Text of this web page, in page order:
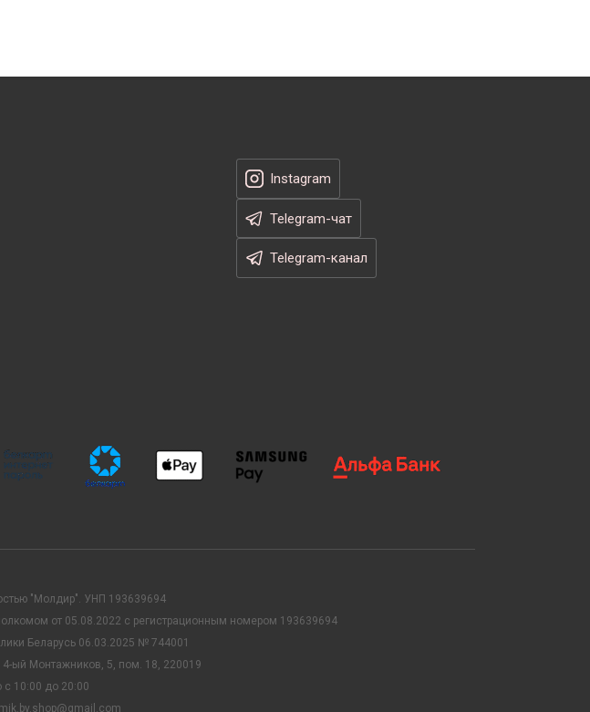
Instagram
Telegram-чат
Telegram-канал
"Молдир". УНП 193639694
от 05.08.2022 с регистрационным номером 193639694
Беларусь 06.03.2025 № 744001
4-ый Монтажников, 5, пом. 18, 220019
10:00 до 20:00